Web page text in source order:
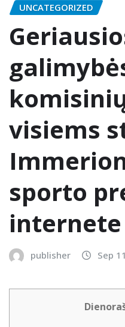
UNCATEGORIZED
visiems
sporto
internete
publisher Sep